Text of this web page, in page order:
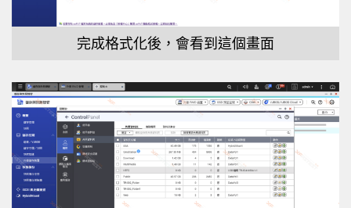
完成格式化後，會看到這個畫面